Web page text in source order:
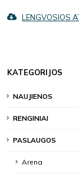
LENGVOSIOS
KATEGORIJOS
NAUJIENOS
RENGINIAI
PASLAUGOS
Arena